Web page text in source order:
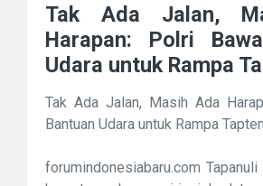
Tak Ada Jalan,
Harapan: Polri
Udara untuk Rampa
Tak Ada Jalan, Masih Ada
Bantuan Udara untuk Rampa
forumindonesiabaru.com